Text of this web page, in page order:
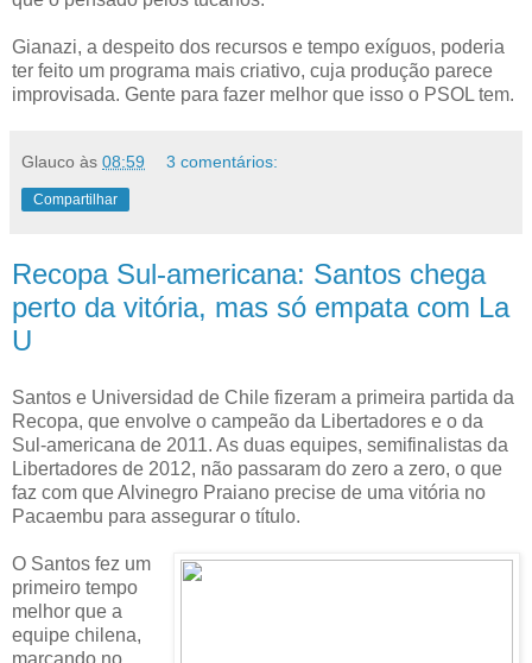
Gianazi, a despeito dos recursos e tempo exíguos, poderia
ter feito um programa mais criativo, cuja produção parece
improvisada. Gente para fazer melhor que isso o PSOL tem.
Glauco às 08:59 3 comentários:
Compartilhar
Recopa Sul-americana: Santos chega
perto da vitória, mas só empata com La
U
Santos e Universidad de Chile fizeram a primeira partida da
Recopa, que envolve o campeão da Libertadores e o da
Sul-americana de 2011. As duas equipes, semifinalistas da
Libertadores de 2012, não passaram do zero a zero, o que
faz com que Alvinegro Praiano precise de uma vitória no
Pacaembu para assegurar o título.
O Santos fez um
primeiro tempo
melhor que a
equipe chilena,
marcando no